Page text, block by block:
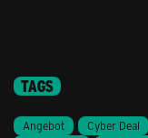
TAGS
Angebot Cyber Deal